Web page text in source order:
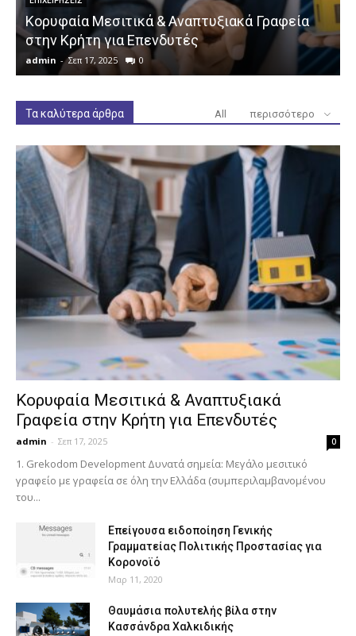
Κορυφαία Μεσιτικά & Αναπτυξιακά Γραφεία
στην Κρήτη για Επενδυτές
admin - Σεπ 17, 2025 0
Τα καλύτερα άρθρα All περισσότερο
Κορυφαία Μεσιτικά & Αναπτυξιακά
Γραφεία στην Κρήτη για Επενδυτές
admin - Σεπ 17, 2025 0
1. Grekodom Development Δυνατά σημεία: Μεγάλο μεσιτικό
γραφείο με γραφεία σε όλη την Ελλάδα (συμπεριλαμβανομένου
του...
Επείγουσα ειδοποίηση Γενικής
Γραμματείας Πολιτικής Προστασίας για
Κορονοϊό
Μαρ 11, 2020
Θαυμάσια πολυτελής βίλα στην
Κασσάνδρα Χαλκιδικής